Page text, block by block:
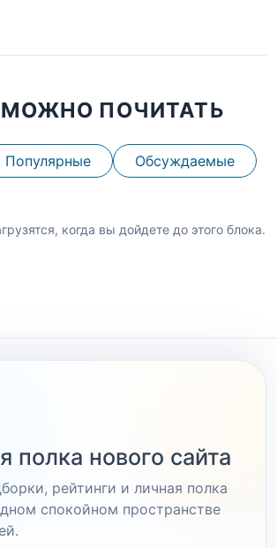
ПОЧИТАТЬ
Популярные Обсуждаемые
когда вы дойдете до этого блока.
полка нового сайта
рейтинги и личная полка
спокойном пространстве